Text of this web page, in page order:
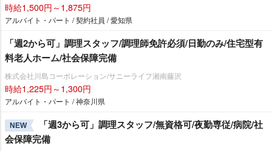
時給1,500円～1,875円
アルバイト・パート / 契約社員 / 愛知県
「週2から可」調理スタッフ/調理師免許必須/日勤のみ/住宅型有
料老人ホーム/社会保障完備
株式会社川島コーポレーション/サニーライフ湘南藤沢
時給1,225円～1,300円
アルバイト・パート / 神奈川県
NEW
「週3から可」調理スタッフ/無資格可/夜勤専従/病院/社
会保障完備